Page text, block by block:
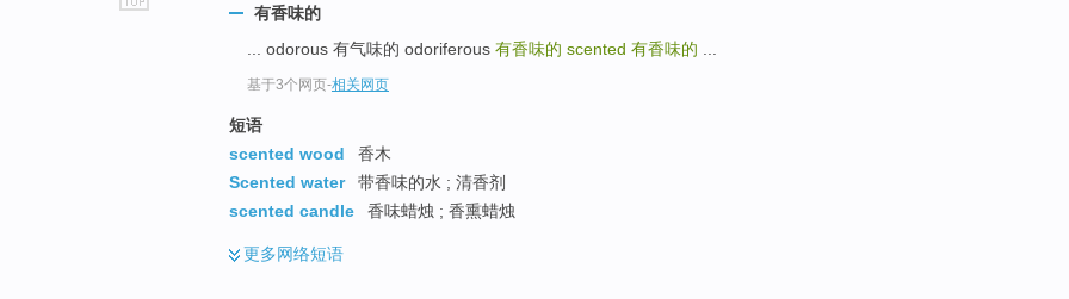
有香味的
... odorous 有气味的 odoriferous 有香味的 scented 有香味的
基于3个网页-相关网页
短语
scented wood
香木
Scented water
带香味的水 ; 清香剂
scented candle
香味蜡烛 ; 香熏蜡烛
更多网络短语